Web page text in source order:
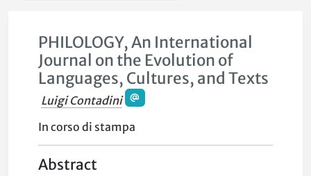
PHILOLOGY, An International
Journal on the Evolution of
Languages, Cultures, and Texts
Luigi Contadini
In corso di stampa
Abstract